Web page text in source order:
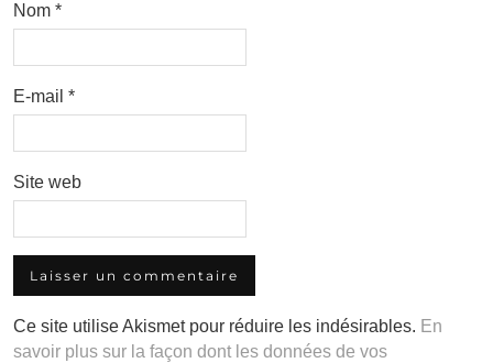
Nom *
E-mail *
Site web
Ce site utilise Akismet pour réduire les indésirables. En
savoir plus sur la façon dont les données de vos